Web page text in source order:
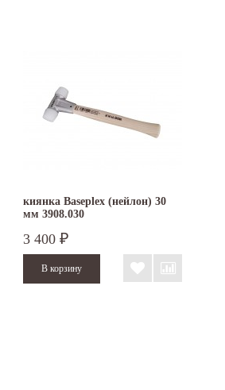
киянка Baseplex (нейлон) 30
мм 3908.030
3 400 ₽